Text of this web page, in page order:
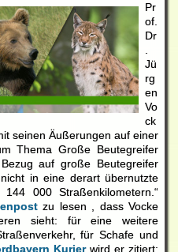
Pr
of.
Dr
.
Jü
rg
en
Vo
ck
seinen Äußerungen auf einer
Thema Große Beutegreifer
auf große Beutegreifer
in eine derart übernutzte
000 Straßenkilometern.“
zu lesen , dass Vocke
sieht: für eine weitere
für Schafe und
Kurierwird er zitiert: